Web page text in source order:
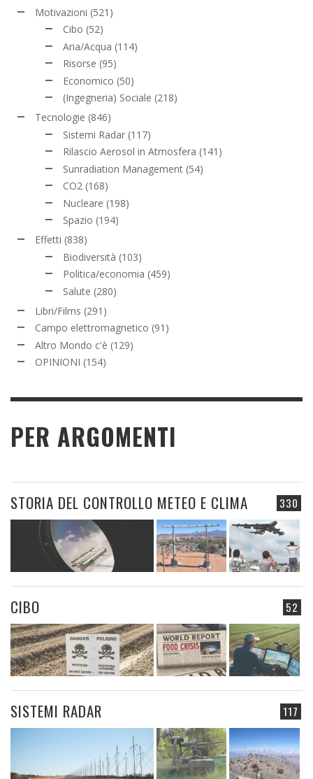
Motivazioni (521)
Cibo (52)
Aria/Acqua (114)
Risorse (95)
Economico (50)
(Ingegneria) Sociale (218)
Tecnologie (846)
Sistemi Radar (117)
Rilascio Aerosol in Atmosfera (141)
Sunradiation Management (54)
CO2 (168)
Nucleare (198)
Spazio (194)
Effetti (838)
Biodiversità (103)
Politica/economia (459)
Salute (280)
Libri/Films (291)
Campo elettromagnetico (91)
Altro Mondo c'è (129)
OPINIONI (154)
PER ARGOMENTI
330
STORIA DEL CONTROLLO METEO E CLIMA
52
CIBO
117
SISTEMI RADAR